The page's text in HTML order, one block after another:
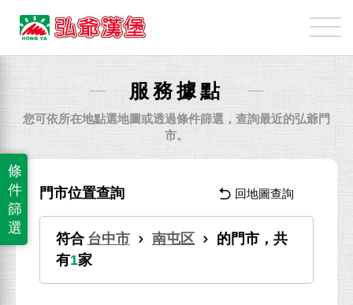
弘
爺
國
業
份
有
限
公
司
服務據點
您可依所在地點選地圖或透過條件篩選，查詢最近的弘爺門
市。
條
件
篩
選
門市位置查詢 回地圖查詢
符合 台中市 南屯区
的門市，共
有1家